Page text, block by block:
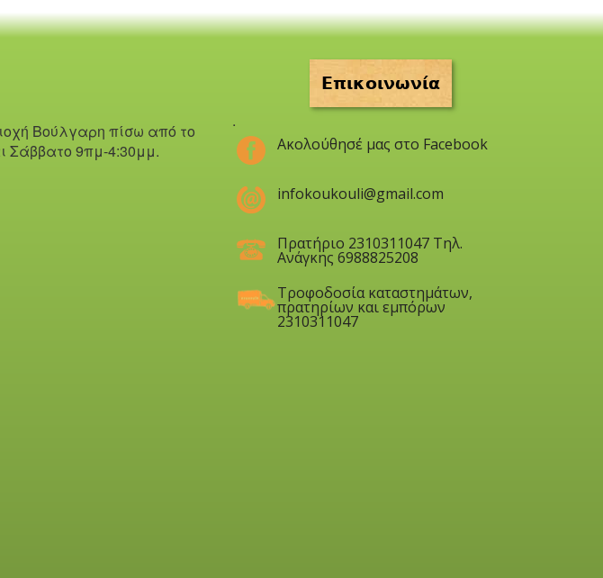
Βούλγαρη πίσω από το
Σάββατο 9πμ-4:30μμ.
Επικοινωνία
.
Ακολούθησέ μας στο Facebook
infokoukouli@gmail.com
Πρατήριο 2310311047 Τηλ.
Ανάγκης 6988825208
Τροφοδοσία καταστημάτων,
πρατηρίων και εμπόρων
2310311047